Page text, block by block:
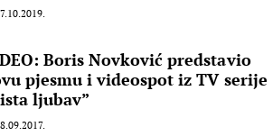
Boris Novković predstavio
pjesmu i videospot iz TV serije
ljubav”